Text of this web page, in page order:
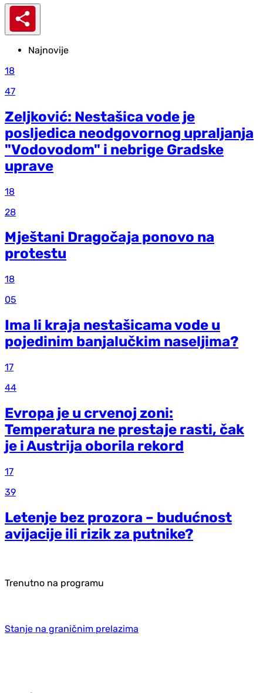
Najnovije
18
47
Zeljković: Nestašica vode je
posljedica neodgovornog upraljanja
"Vodovodom" i nebrige Gradske
uprave
18
28
Mještani Dragočaja ponovo na
protestu
18
05
Ima li kraja nestašicama vode u
pojedinim banjalučkim naseljima?
17
44
Evropa je u crvenoj zoni:
Temperatura ne prestaje rasti, čak
je i Austrija oborila rekord
17
39
Letenje bez prozora – budućnost
avijacije ili rizik za putnike?
Trenutno na programu
Stanje na graničnim prelazima